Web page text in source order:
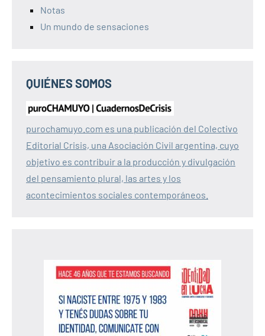
Notas
Un mundo de sensaciones
QUIÉNES SOMOS
purochamuyo.com es una publicación del Colectivo
Editorial Crisis, una Asociación Civil argentina, cuyo
objetivo es contribuir a la producción y divulgación
del pensamiento plural, las artes y los
acontecimientos sociales contemporáneos.